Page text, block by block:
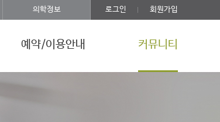
로그인 회원가입
의학정보
예약/이용안내 커뮤니티